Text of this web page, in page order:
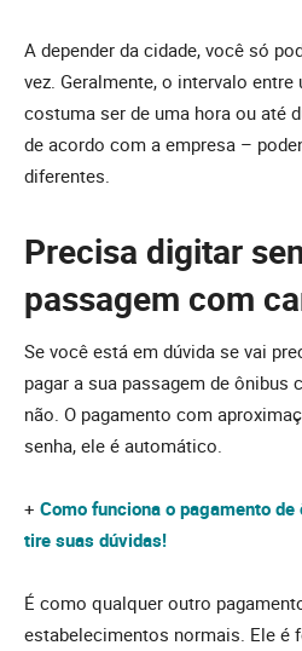
A depender da cidade, você só
vez. Geralmente, o intervalo
costuma ser de uma hora ou até
de acordo com a empresa –
diferentes.
Precisa digitar
passagem com
Se você está em dúvida se vai
pagar a sua passagem de ônibus
não. O pagamento com
senha, ele é automático.
+ Como funciona o pagamento
tire suas dúvidas!
É como qualquer outro
estabelecimentos normais. Ele é